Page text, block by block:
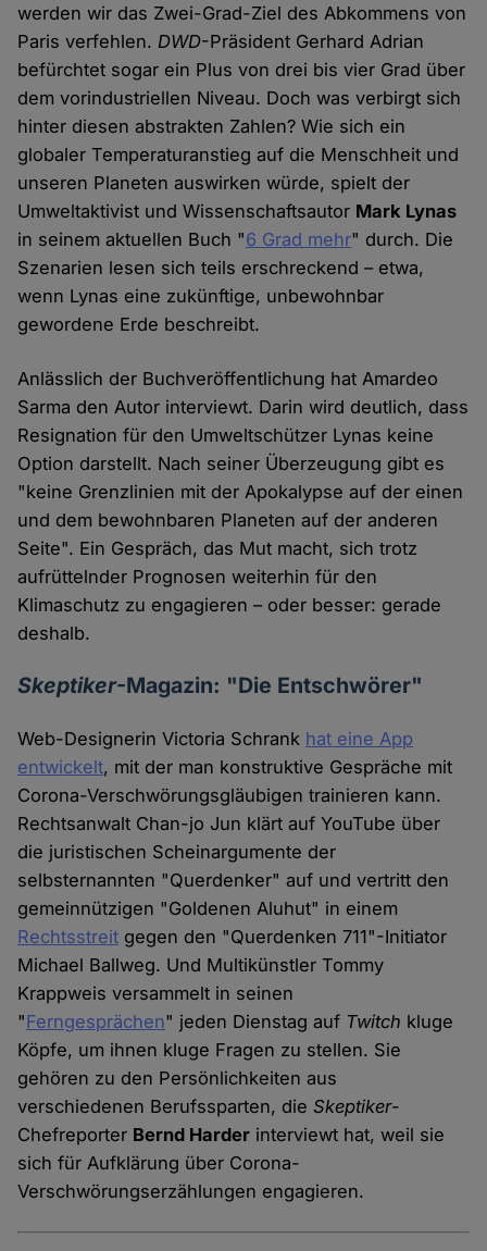
werden wir das Zwei-Grad-Ziel des Abkommens von
Paris verfehlen. DWD-Präsident Gerhard Adrian
befürchtet sogar ein Plus von drei bis vier Grad über
dem vorindustriellen Niveau. Doch was verbirgt sich
hinter diesen abstrakten Zahlen? Wie sich ein
globaler Temperaturanstieg auf die Menschheit und
unseren Planeten auswirken würde, spielt der
Umweltaktivist und Wissenschaftsautor Mark Lynas
in seinem aktuellen Buch "6 Grad mehr" durch. Die
Szenarien lesen sich teils erschreckend – etwa,
wenn Lynas eine zukünftige, unbewohnbar
gewordene Erde beschreibt.
Anlässlich der Buchveröffentlichung hat Amardeo
Sarma den Autor interviewt. Darin wird deutlich, dass
Resignation für den Umweltschützer Lynas keine
Option darstellt. Nach seiner Überzeugung gibt es
"keine Grenzlinien mit der Apokalypse auf der einen
und dem bewohnbaren Planeten auf der anderen
Seite". Ein Gespräch, das Mut macht, sich trotz
aufrüttelnder Prognosen weiterhin für den
Klimaschutz zu engagieren – oder besser: gerade
deshalb.
Skeptiker-Magazin: "Die Entschwörer"
Web-Designerin Victoria Schrank hat eine App
entwickelt, mit der man konstruktive Gespräche mit
Corona-Verschwörungsgläubigen trainieren kann.
Rechtsanwalt Chan-jo Jun klärt auf YouTube über
die juristischen Scheinargumente der
selbsternannten "Querdenker" auf und vertritt den
gemeinnützigen "Goldenen Aluhut" in einem
Rechtsstreit gegen den "Querdenken 711"-Initiator
Michael Ballweg. Und Multikünstler Tommy
Krappweis versammelt in seinen
"Ferngesprächen" jeden Dienstag auf Twitch kluge
Köpfe, um ihnen kluge Fragen zu stellen. Sie
gehören zu den Persönlichkeiten aus
verschiedenen Berufssparten, dieSkeptiker-
Chefreporter Bernd Harder interviewt hat, weil sie
sich für Aufklärung über Corona-
Verschwörungserzählungen engagieren.